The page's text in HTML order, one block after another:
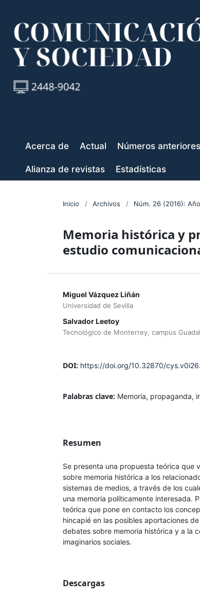
Acerca de Actual Números anteriores
Alianza de revistas Estadísticas
Inicio / Archivos / Núm. 26 (2016):
Memoria histórica y
estudio
Miguel Vázquez Liñán
Universidad de Sevilla
Salvador Leetoy
Tecnológico de Monterrey, campus
DOI: https://doi.org/10.32870/
Palabras clave: Memoria, propaganda,
Resumen
Se presenta una propuesta teórica que
sobre memoria histórica a los
sistemas de medios, a través de los
una memoria políticamente interesada.
teórica que pone en contacto los
hincapié en las posibles aportaciones
debates sobre memoria histórica y a la
imaginarios sociales.
Descargas